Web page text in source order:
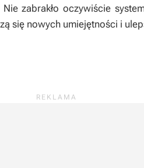
zabrakło oczywiście
się nowych umiejętności i